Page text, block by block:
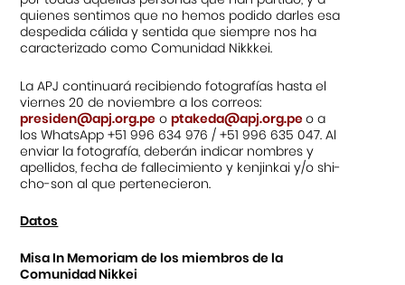
quienes sentimos que no hemos podido darles esa
despedida cálida y sentida que siempre nos ha
caracterizado como Comunidad Nikkkei.
La APJ continuará recibiendo fotografías hasta el
viernes 20 de noviembre a los correos:
presiden@apj.org.pe optakeda@apj.org.peo a
los WhatsApp +51 996 634 976 / +51 996 635 047. Al
enviar la fotografía, deberán indicar nombres y
apellidos, fecha de fallecimiento y kenjinkai y/o shi-
cho-son al que pertenecieron.
Datos
Misa In Memoriam de los miembros de la
Comunidad Nikkei